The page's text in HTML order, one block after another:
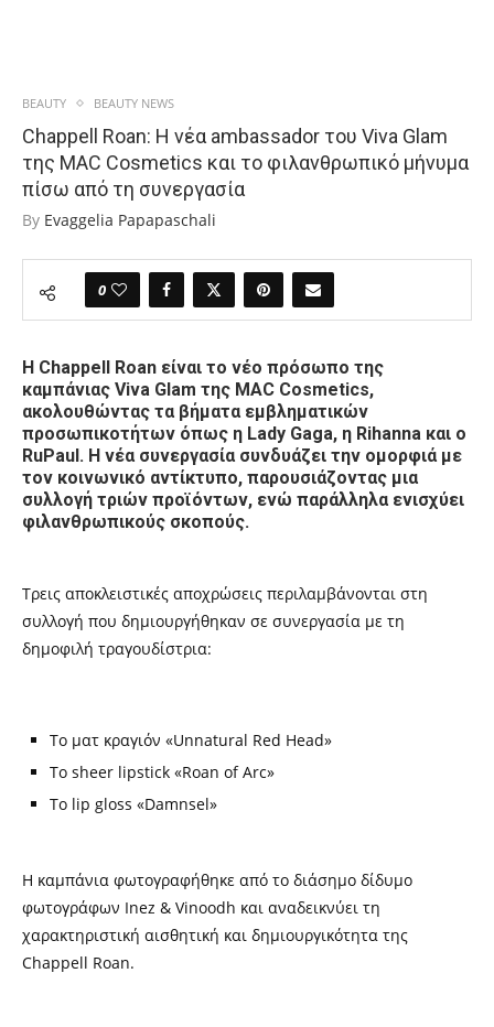
BEAUTY BEAUTY NEWS
Chappell Roan: Η νέα ambassador του Viva Glam
της MAC Cosmetics και το φιλανθρωπικό μήνυμα
πίσω από τη συνεργασία
By Evaggelia Papapaschali
0
Η Chappell Roan είναι το νέο πρόσωπο της
καμπάνιας Viva Glam της MAC Cosmetics,
ακολουθώντας τα βήματα εμβληματικών
προσωπικοτήτων όπως η Lady Gaga, η Rihanna και ο
RuPaul. Η νέα συνεργασία συνδυάζει την ομορφιά με
τον κοινωνικό αντίκτυπο, παρουσιάζοντας μια
συλλογή τριών προϊόντων, ενώ παράλληλα ενισχύει
φιλανθρωπικούς σκοπούς.
Τρεις αποκλειστικές αποχρώσεις περιλαμβάνονται στη
συλλογή που δημιουργήθηκαν σε συνεργασία με τη
δημοφιλή τραγουδίστρια:
Το ματ κραγιόν «Unnatural Red Head»
Το sheer lipstick «Roan of Arc»
Το lip gloss «Damnsel»
Η καμπάνια φωτογραφήθηκε από το διάσημο δίδυμο
φωτογράφων Inez & Vinoodh και αναδεικνύει τη
χαρακτηριστική αισθητική και δημιουργικότητα της
Chappell Roan.